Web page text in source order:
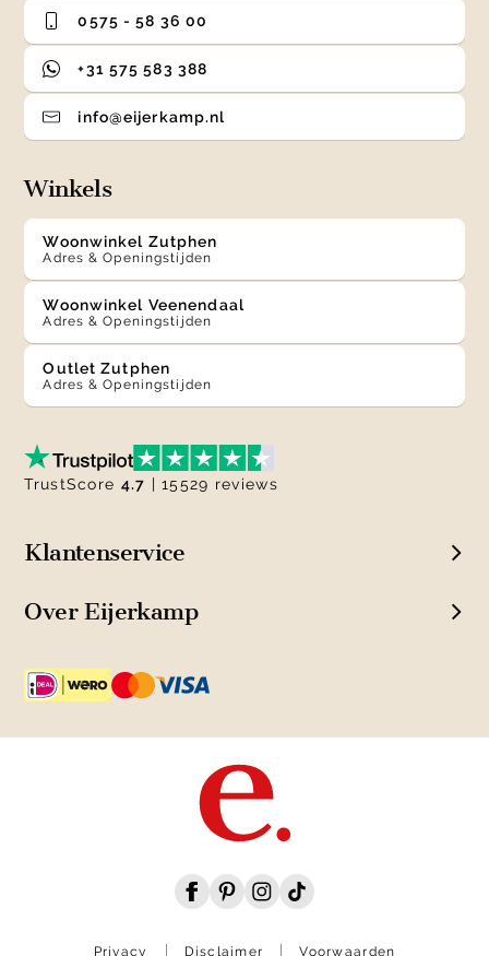
0575 - 58 36 00
+31 575 583 388
info@eijerkamp.nl
Winkels
Woonwinkel Zutphen
Adres & Openingstijden
Woonwinkel Veenendaal
Adres & Openingstijden
Outlet Zutphen
Adres & Openingstijden
Klantenservice
Over Eijerkamp
TrustScore 4.7 | 15529 reviews
Privacy Disclaimer
Voorwaarden